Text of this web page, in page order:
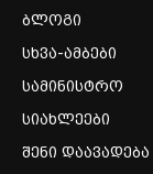
ბლოგი
სხვა-ამბები
სამინისტრო
სიახლეები
შენი დაავადება